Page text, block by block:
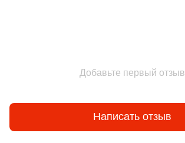
Добавьте первый отзыв
Написать отзыв